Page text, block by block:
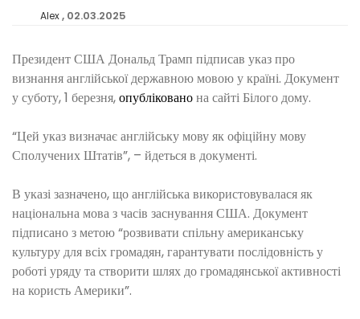
Alex 02.03.2025
Президент США Дональд Трамп підписав указ про
визнання англійської державною мовою у країні. Документ
у суботу, 1 березня,опублікованона сайті Білого дому.
“Цей указ визначає англійську мову як офіційну мову
Сполучених Штатів”, – йдеться в документі.
В указі зазначено, що англійська використовувалася як
національна мова з часів заснування США. Документ
підписано з метою “розвивати спільну американську
культуру для всіх громадян, гарантувати послідовність у
роботі уряду та створити шлях до громадянської активності
на користь Америки”.